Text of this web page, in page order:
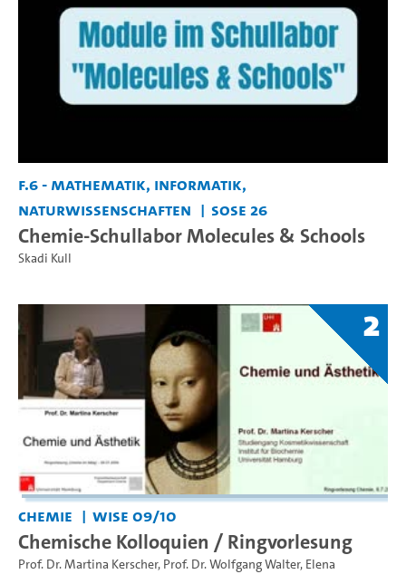
F.6 - Mathematik, Informatik,
Naturwissenschaften
SoSe 26
Chemie-Schullabor Molecules & Schools
Skadi Kull
2
Chemie WiSe 09/10
Chemische Kolloquien / Ringvorlesung
Prof. Dr. Martina Kerscher, Prof. Dr. Wolfgang Walter, Elena